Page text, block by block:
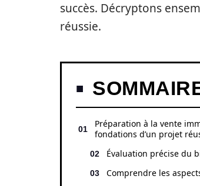
succès. Décryptons
réussie.
Préparation à la vente
fondations d’un projet
Évaluation précise du
Comprendre les